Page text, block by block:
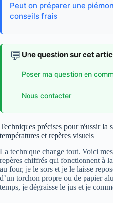
Peut on préparer une
conseils frais
💬 Une question sur cet
Poser ma question en
Nous contacter
Techniques précises pour réussir la
températures et repères visuels
La technique change tout. Voici
repères chiffrés qui fonctionnent à
au four, je le sors et je le laisse
d’un torchon propre ou de papier
temps, je dégraisse le jus et je